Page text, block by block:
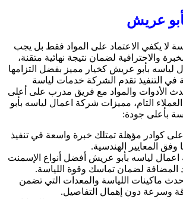
عريش
لا يكفي الاعتماد على المواد فقط بل يجب
والاحترافية لضمان نتيجة نهائية متقنة،
لياسه بأبو عريش كخيار مميز بفضل التزامها
في التنفيذ تقدم الشركة خدمات لياسة
الأدوات والمواد مع فريق مدرب على أعلى
التام، مميزات شركة اعمال لياسه بأبو
بأعلى جودة:
كوادر مؤهلة تمتلك خبرة واسعة في تنفيذ
وفق المعايير الهندسية.
لياسه بأبو عريش أفضل أنواع الإسمنت
المضافة لضمان تماسك وقوة اللياسة.
ماكينات اللياسة والمعدات التي تضمن
وسرعة دون إهمال التفاصيل.